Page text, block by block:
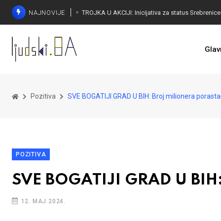
NAJNOVIJE
Pozitiva SVE BOGATIJI GRAD U BIH: Broj milionera
POZITIVA
SVE BOGATIJI GRAD U
12. MAJ 2024.